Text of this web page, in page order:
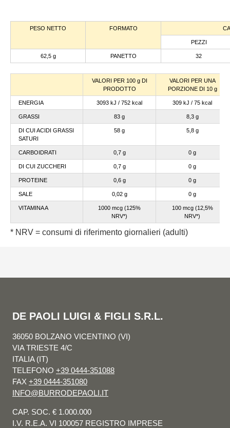
PESO NETTO FORMATO
PEZZI
62,5 g PANETTO 32
VALORI PER 100 g DI
PRODOTTO
VALORI PER UNA
PORZIONE DI 10 g
ENERGIA 3093 kJ / 752 kcal 309 kJ / 75 kcal
GRASSI 83 g 8,3 g
DI CUI ACIDI GRASSI
SATURI
58 g 5,8 g
CARBOIDRATI 0,7 g 0 g
DI CUI ZUCCHERI 0,7 g 0 g
PROTEINE 0,6 g 0 g
SALE 0,02 g 0 g
VITAMINA A
1000 mcg (125%
NRV*)
100 mcg (12,5%
NRV*)
* NRV = consumi di riferimento giornalieri (adulti)
DE PAOLI LUIGI & FIGLI S.R.L.
36050 BOLZANO VICENTINO (VI)
VIA TRIESTE 4/C
ITALIA (IT)
TELEFONO +39 0444-351088
FAX +39 0444-351080
INFO@BURRODEPAOLI.IT
CAP. SOC. € 1.000.000
I.V. R.E.A. VI 100057 REGISTRO IMPRESE